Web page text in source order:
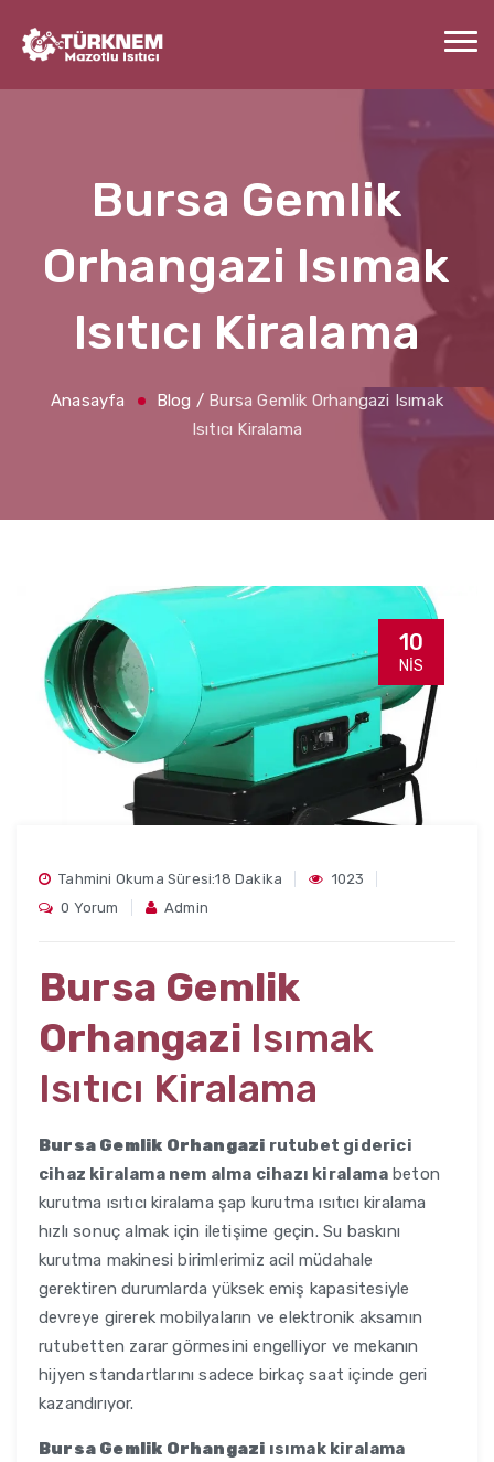
Bursa Gemlik
Orhangazi Isımak
Isıtıcı Kiralama
Anasayfa Blog / Bursa Gemlik Orhangazi Isımak
Isıtıcı Kiralama
10
NIS
Tahmini Okuma Süresi:18 Dakika
1023
0 Yorum
Admin
Bursa Gemlik
Orhangazi Isımak
Isıtıcı Kiralama
Bursa Gemlik Orhangazi rutubet giderici
cihaz kiralama nem alma cihazı kiralamabeton
kurutma ısıtıcı kiralama şap kurutma ısıtıcı kiralama
hızlı sonuç almak için iletişime geçin. Su baskını
kurutma makinesi birimlerimiz acil müdahale
gerektiren durumlarda yüksek emiş kapasitesiyle
devreye girerek mobilyaların ve elektronik aksamın
rutubetten zarar görmesini engelliyor ve mekanın
hijyen standartlarını sadece birkaç saat içinde geri
kazandırıyor.
Bursa Gemlik Orhangazi ısımak kiralama